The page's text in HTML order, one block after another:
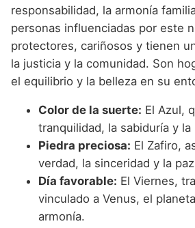
responsabilidad, la armonía
personas influenciadas por este
protectores, cariñosos y tienen
la justicia y la comunidad. Son
el equilibrio y la belleza en su
Color de la suerte: El Azul,
tranquilidad, la sabiduría y la
Piedra preciosa: El Zafiro,
verdad, la sinceridad y la
Día favorable: El Viernes,
vinculado a Venus, el
armonía.